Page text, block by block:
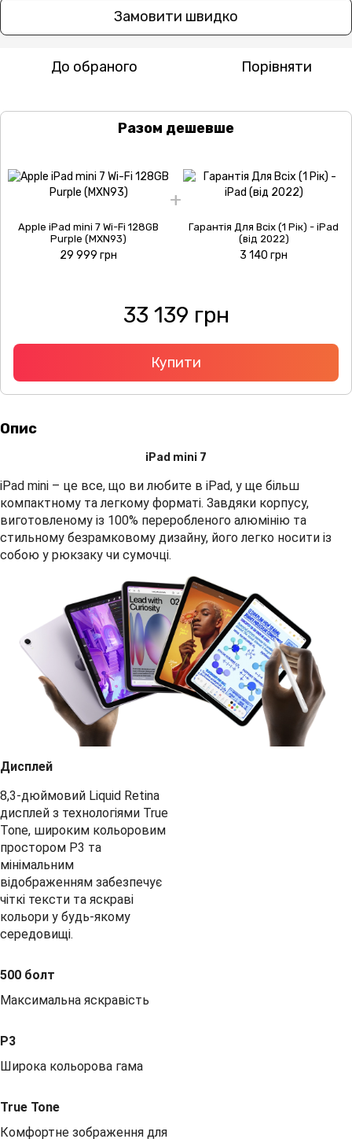
Замовити швидко
До обраного Порівняти
Разом дешевше
Apple iPad mini 7 Wi-Fi 128GB
Purple (MXN93)
29 999 грн
Гарантія Для Всіх (1 Рік) - iPad
(від 2022)
3 140 грн
33 139 грн
Купити
Опис
iPad mini 7
iPad mini – це все, що ви любите в iPad, у ще більш
компактному та легкому форматі. Завдяки корпусу,
виготовленому із 100% переробленого алюмінію та
стильному безрамковому дизайну, його легко носити із
собою у рюкзаку чи сумочці.
Дисплей
8,3-дюймовий Liquid Retina
дисплей з технологіями True
Tone, широким кольоровим
простором P3 та
мінімальним
відображенням забезпечує
чіткі тексти та яскраві
кольори у будь-якому
середовищі.
500 болт
Максимальна яскравість
P3
Широка кольорова гама
True Tone
Комфортне зображення для